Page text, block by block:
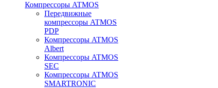
Компрессоры ATMOS
Передвижные
компрессоры ATMOS
PDP
Компрессоры ATMOS
Albert
Компрессоры ATMOS
SEC
Компрессоры ATMOS
SMARTRONIC